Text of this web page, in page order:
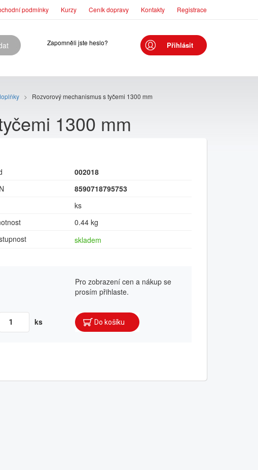
Přihlásit
podmínky Kurzy Ceník dopravy Kontakty Registrace
Zapomněli jste heslo?
> Rozvorový mechanismus s tyčemi 1300 mm
1300 mm
002018
8590718795753
ks
0.44 kg
skladem
Pro zobrazení cen a nákup se
prosím přihlaste.
ks